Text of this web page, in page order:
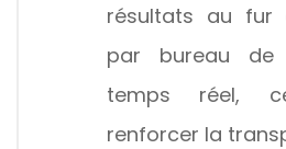
résultats au fur
par bureau
temps réel,
renforcer la